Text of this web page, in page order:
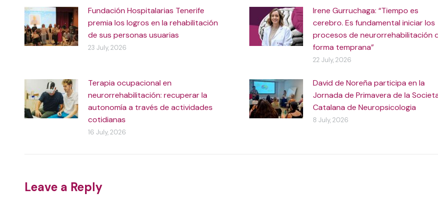
Fundación Hospitalarias Tenerife
premia los logros en la rehabilitación
de sus personas usuarias
23 July, 2026
Irene Gurruchaga: “Tiempo es
cerebro. Es fundamental iniciar los
procesos de neurorrehabilitación
forma temprana”
22 July, 2026
Terapia ocupacional en
neurorrehabilitación: recuperar la
autonomía a través de actividades
cotidianas
16 July, 2026
David de Noreña participa en la
Jornada de Primavera de la
Catalana de Neuropsicologia
8 July, 2026
Leave a Reply